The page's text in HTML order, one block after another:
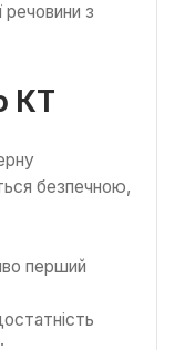
з
КТ
безпечною,
перший